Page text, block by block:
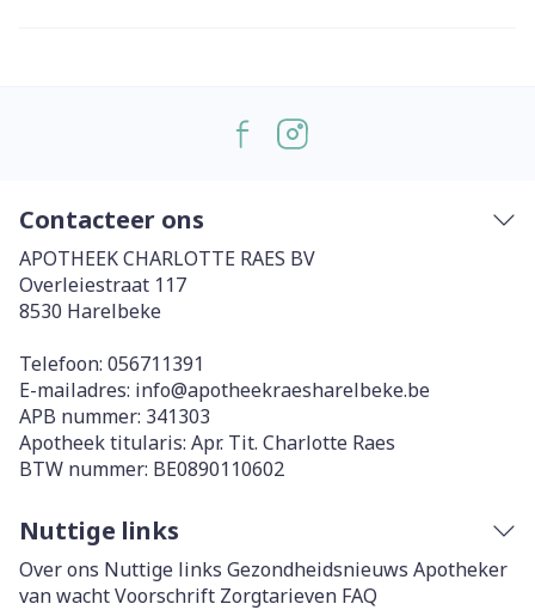
Contacteer ons
APOTHEEK CHARLOTTE RAES BV
Overleiestraat 117
8530 Harelbeke
Telefoon: 056711391
E-mailadres: info@apotheekraesharelbeke.be
APB nummer: 341303
Apotheek titularis: Apr. Tit. Charlotte Raes
BTW nummer: BE0890110602
Nuttige links
Over ons Nuttige links Gezondheidsnieuws Apotheker
van wachtVoorschrift Zorgtarieven FAQ